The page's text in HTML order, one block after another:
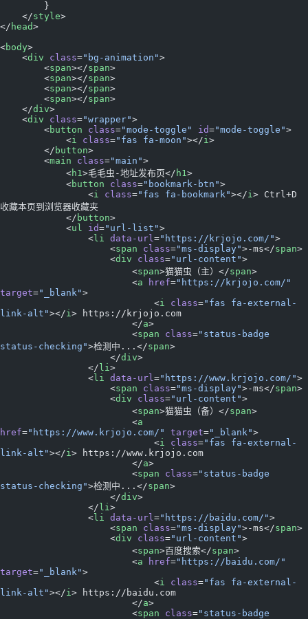
        }
    </
style>
</ head>
<body>
    <
div class="bg-animation">
        <
span></span>
        <
span></span>
        <
span></span>
        <
span></span>
    </
div>
    <
div class="wrapper">
        <
button class="mode-toggle" id="mode-toggle">
            <
i class="fas fa-moon"></i >
        </
button>
        <
main class="main">
            <
h1 >毛毛虫-地址发布页</ h1 >
            <
button class="bookmark-btn">
                <
i class="fas fa-bookmark"></i > Ctrl+D
收藏本页到浏览器收藏夹
            </
button>
            <
ul id="url-list">
                <
li data-url ="https://krjojo.com/">
                    <
span class="ms-display">-ms</span>
                    <
div class="url-content">
                        <
span>猫猫虫（主）</span>
                        <
a href="https://krjojo.com/"
target="_blank">
                            <
i class="fas fa-external-
link-alt"></i > https://krjojo.com
                        </
a>
                        <
span class="status-badge
status-checking">检测中...</span>
                    </
div>
                </
li >
                <
li data-url ="https://www.krjojo.com/">
                    <
span class="ms-display">-ms</span>
                    <
div class="url-content">
                        <
span>猫猫虫（备）</span>
                        <
a
href="https://www.krjojo.com/" target="_blank">
                            <
i class="fas fa-external-
link-alt"></i > https://www.krjojo.com
                        </
a>
                        <
span class="status-badge
status-checking">检测中...</span>
                    </
div>
                </
li >
                <
li data-url ="https://baidu.com/">
                    <
span class="ms-display">-ms</span>
                    <
div class="url-content">
                        <
span>百度搜索</span>
                        <
a href="https://baidu.com/"
target="_blank">
                            <
i class="fas fa-external-
link-alt"></i > https://baidu.com
                        </
a>
                        <
span class="status-badge